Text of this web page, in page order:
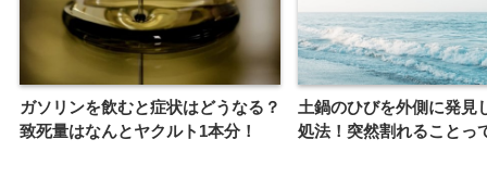
ガソリンを飲むと症状はどうなる？
致死量はなんとヤクルト1本分！
土鍋のひびを外側に発見
処法！突然割れることっ